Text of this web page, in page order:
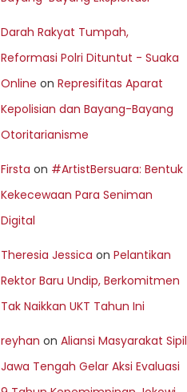
Darah Rakyat Tumpah,
Reformasi Polri Dituntut - Suaka
Online on Represifitas Aparat
Kepolisian dan Bayang-Bayang
Otoritarianisme
Firsta on #ArtistBersuara: Bentuk
Kekecewaan Para Seniman
Digital
Theresia Jessica on Pelantikan
Rektor Baru Undip, Berkomitmen
Tak Naikkan UKT Tahun Ini
reyhan on Aliansi Masyarakat Sipil
Jawa Tengah Gelar Aksi Evaluasi